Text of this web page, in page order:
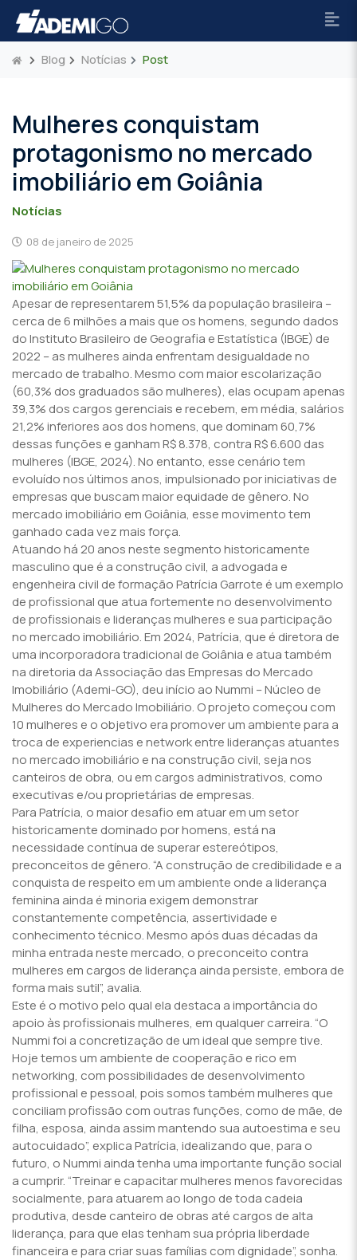
Blog Notícias Post
Mulheres conquistam
protagonismo no mercado
imobiliário em Goiânia
Notícias
08 de janeiro de 2025
Apesar de representarem 51,5% da população brasileira –
cerca de 6 milhões a mais que os homens, segundo dados
do Instituto Brasileiro de Geografia e Estatística (IBGE) de
2022 – as mulheres ainda enfrentam desigualdade no
mercado de trabalho. Mesmo com maior escolarização
(60,3% dos graduados são mulheres), elas ocupam apenas
39,3% dos cargos gerenciais e recebem, em média, salários
21,2% inferiores aos dos homens, que dominam 60,7%
dessas funções e ganham R$ 8.378, contra R$ 6.600 das
mulheres (IBGE, 2024). No entanto, esse cenário tem
evoluído nos últimos anos, impulsionado por iniciativas de
empresas que buscam maior equidade de gênero. No
mercado imobiliário em Goiânia, esse movimento tem
ganhado cada vez mais força.
Atuando há 20 anos neste segmento historicamente
masculino que é a construção civil, a advogada e
engenheira civil de formação Patrícia Garrote é um exemplo
de profissional que atua fortemente no desenvolvimento
de profissionais e lideranças mulheres e sua participação
no mercado imobiliário. Em 2024, Patrícia, que é diretora de
uma incorporadora tradicional de Goiânia e atua também
na diretoria da Associação das Empresas do Mercado
Imobiliário (Ademi-GO), deu início ao Nummi – Núcleo de
Mulheres do Mercado Imobiliário. O projeto começou com
10 mulheres e o objetivo era promover um ambiente para a
troca de experiencias e network entre lideranças atuantes
no mercado imobiliário e na construção civil, seja nos
canteiros de obra, ou em cargos administrativos, como
executivas e/ou proprietárias de empresas.
Para Patrícia, o maior desafio em atuar em um setor
historicamente dominado por homens, está na
necessidade contínua de superar estereótipos,
preconceitos de gênero. “A construção de credibilidade e a
conquista de respeito em um ambiente onde a liderança
feminina ainda é minoria exigem demonstrar
constantemente competência, assertividade e
conhecimento técnico. Mesmo após duas décadas da
minha entrada neste mercado, o preconceito contra
mulheres em cargos de liderança ainda persiste, embora de
forma mais sutil”, avalia.
Este é o motivo pelo qual ela destaca a importância do
apoio às profissionais mulheres, em qualquer carreira. “O
Nummi foi a concretização de um ideal que sempre tive.
Hoje temos um ambiente de cooperação e rico em
networking, com possibilidades de desenvolvimento
profissional e pessoal, pois somos também mulheres que
conciliam profissão com outras funções, como de mãe, de
filha, esposa, ainda assim mantendo sua autoestima e seu
autocuidado”, explica Patrícia, idealizando que, para o
futuro, o Nummi ainda tenha uma importante função social
a cumprir. “Treinar e capacitar mulheres menos favorecidas
socialmente, para atuarem ao longo de toda cadeia
produtiva, desde canteiro de obras até cargos de alta
liderança, para que elas tenham sua própria liberdade
financeira e para criar suas famílias com dignidade”, sonha.